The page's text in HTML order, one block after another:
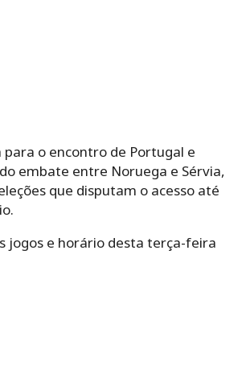
para o encontro de Portugal e
embate entre Noruega e Sérvia,
que disputam o acesso até
jogos e horário desta terça-feira